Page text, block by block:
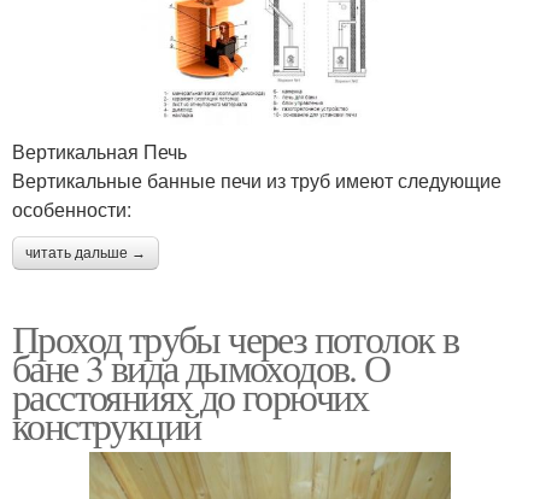
Вертикальная Печь
Вертикальные банные печи из труб имеют следующие
особенности:
читать дальше →
Проход трубы через потолок в
бане 3 вида дымоходов. О
расстояниях до горючих
конструкций